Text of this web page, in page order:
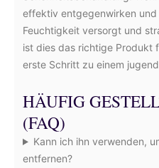
effektiv entgegenwirken
Feuchtigkeit versorgt und
ist dies das richtige Produkt
erste Schritt zu einem
HÄUFIG
(FAQ)
Kann ich ihn verwenden,
entfernen?